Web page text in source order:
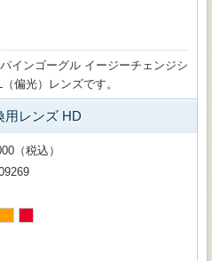
インゴーグル イージーチェンジシ
偏光）レンズです。
用レンズ HD
（税込）